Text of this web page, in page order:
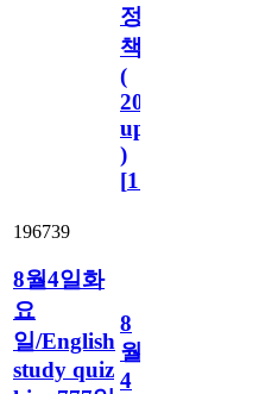
정
책
(
2023.11.1
update
)
[110
196739
8월4일화
요
일/English
study quiz
8
월
4